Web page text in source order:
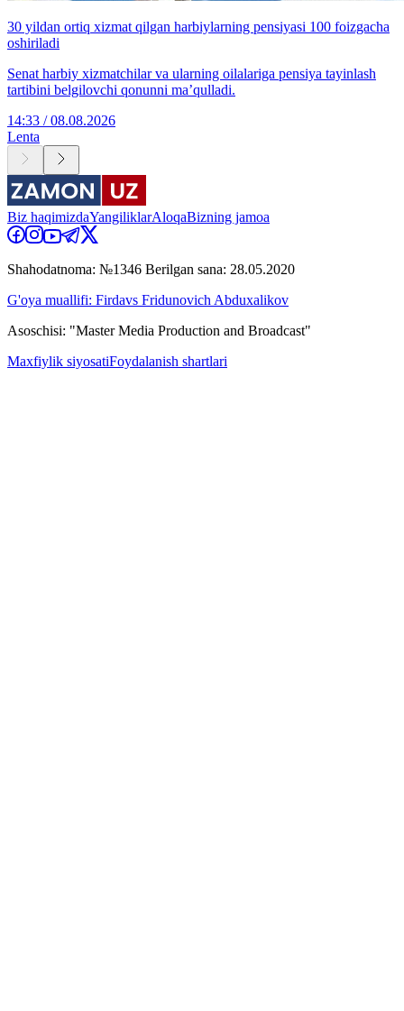
30 yildan ortiq xizmat qilgan harbiylarning pensiyasi 100 foizgacha
oshiriladi
Senat harbiy xizmatchilar va ularning oilalariga pensiya tayinlash
tartibini belgilovchi qonunni ma’qulladi.
14:33 / 08.08.2026
Lenta
Biz haqimizdaYangiliklarAloqaBizning jamoa
Shahodatnoma: №1346 Berilgan sana: 28.05.2020
G'oya muallifi: Firdavs Fridunovich Abduxalikov
Asoschisi: "Master Media Production and Broadcast"
Maxfiylik siyosatiFoydalanish shartlari